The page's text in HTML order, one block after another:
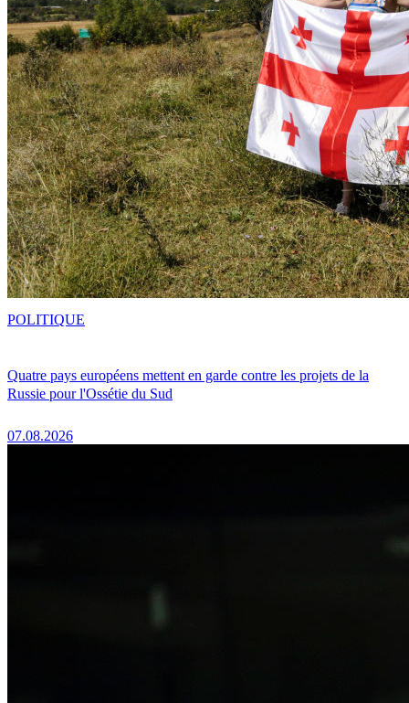
Quatre pays européens mettent en garde contre les projets de la
Russie pour l'Ossétie du Sud
07.08.2026
POLITIQUE